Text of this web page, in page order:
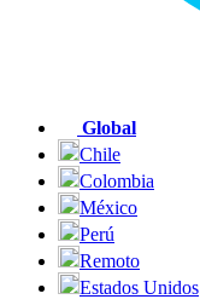
Global
Chile
Colombia
México
Perú
Remoto
Estados Unidos